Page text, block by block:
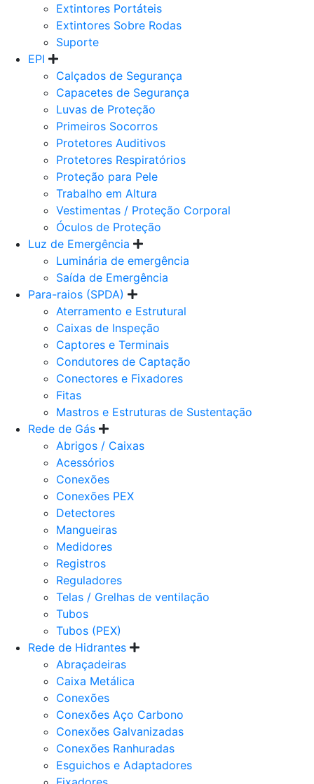
Extintores Portáteis
Extintores Sobre Rodas
Suporte
EPI
Calçados de Segurança
Capacetes de Segurança
Luvas de Proteção
Primeiros Socorros
Protetores Auditivos
Protetores Respiratórios
Proteção para Pele
Trabalho em Altura
Vestimentas / Proteção Corporal
Óculos de Proteção
Luz de Emergência
Luminária de emergência
Saída de Emergência
Para-raios (SPDA)
Aterramento e Estrutural
Caixas de Inspeção
Captores e Terminais
Condutores de Captação
Conectores e Fixadores
Fitas
Mastros e Estruturas de Sustentação
Rede de Gás
Abrigos / Caixas
Acessórios
Conexões
Conexões PEX
Detectores
Mangueiras
Medidores
Registros
Reguladores
Telas / Grelhas de ventilação
Tubos
Tubos (PEX)
Rede de Hidrantes
Abraçadeiras
Caixa Metálica
Conexões
Conexões Aço Carbono
Conexões Galvanizadas
Conexões Ranhuradas
Esguichos e Adaptadores